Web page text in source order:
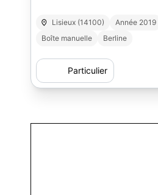
Lisieux (14100) Année 2019
Boîte manuelle
Berline
Particulier